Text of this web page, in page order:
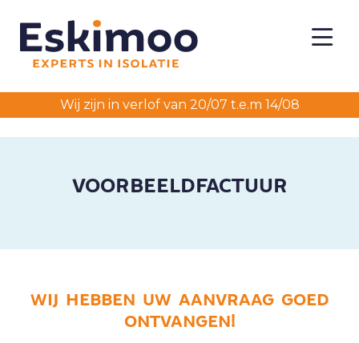
Wij zijn in verlof van 20/07 t.e.m 14/08
VOORBEELDFACTUUR
WIJ HEBBEN UW AANVRAAG GOED
ONTVANGEN!